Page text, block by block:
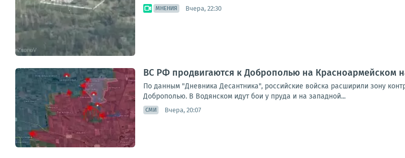
МНЕНИЯ Вчера, 22:30
ВС РФ продвигаются к Доброполью на Красноармейском
По данным "Дневника Десантника", российские войска расширили зону
Доброполью. В Водянском идут бои у пруда и на западной...
СМИ Вчера, 20:07